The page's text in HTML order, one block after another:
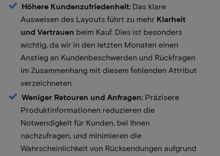
Höhere Kundenzufriedenheit: Das klare
Ausweisen des Layouts führt zu mehr Klarheit
und Vertrauen beim Kauf. Dies ist besonders
wichtig, da wir in den letzten Monaten einen
Anstieg an Kundenbeschwerden und Rückfragen
im Zusammenhang mit diesem fehlenden Attribut
verzeichneten.
Weniger Retouren und Anfragen: Präzisere
Produktinformationen reduzieren die
Notwendigkeit für Kunden, bei Ihnen
nachzufragen, und minimieren die
Wahrscheinlichkeit von Rücksendungen aufgrund